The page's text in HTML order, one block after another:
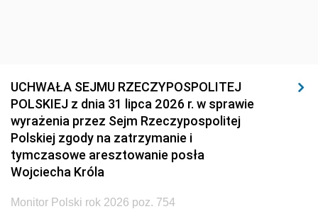
UCHWAŁA SEJMU RZECZYPOSPOLITEJ
POLSKIEJ z dnia 31 lipca 2026 r. w sprawie
wyrażenia przez Sejm Rzeczypospolitej
Polskiej zgody na zatrzymanie i
tymczasowe aresztowanie posła
Wojciecha Króla
Monitor Polski rok 2026 poz. 754